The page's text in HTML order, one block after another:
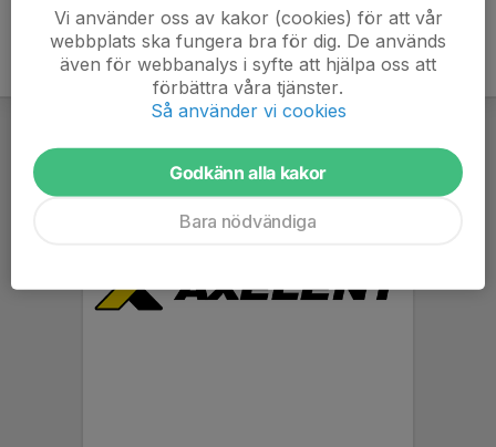
Vi använder oss av kakor (cookies) för att vår
webbplats ska fungera bra för dig. De används
även för webbanalys i syfte att hjälpa oss att
förbättra våra tjänster.
Så använder vi cookies
Godkänn alla kakor
Bara nödvändiga